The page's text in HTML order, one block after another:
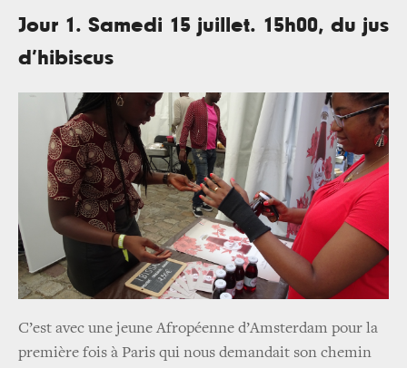
Jour 1. Samedi 15 juillet. 15h00, du jus
d’hibiscus
C’est avec une jeune Afropéenne d’Amsterdam pour la
première fois à Paris qui nous demandait son chemin